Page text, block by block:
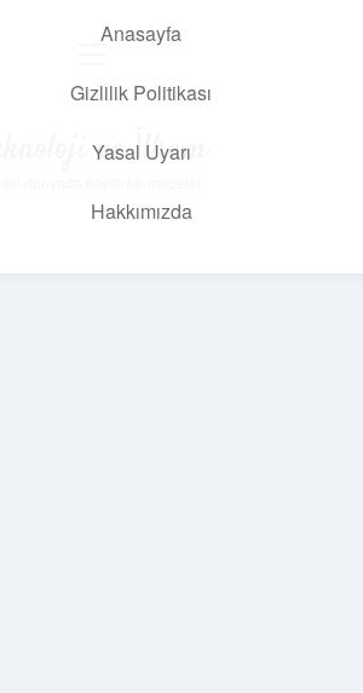
Anasayfa
Gizlilik Politikası
Yasal Uyarı
Hakkımızda
Teknoloji ve İlham